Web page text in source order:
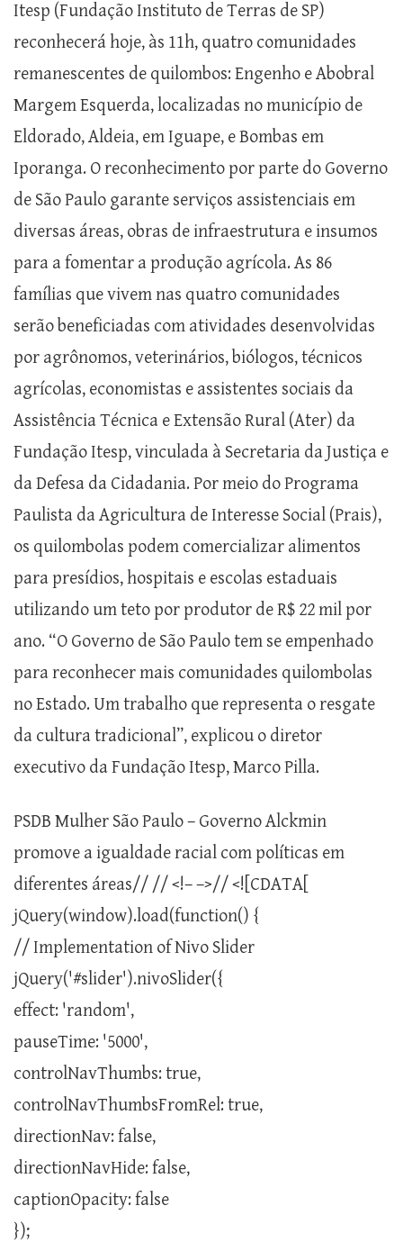
Itesp (Fundação Instituto de Terras de SP)
reconhecerá hoje, às 11h, quatro comunidades
remanescentes de quilombos: Engenho e Abobral
Margem Esquerda, localizadas no município de
Eldorado, Aldeia, em Iguape, e Bombas em
Iporanga. O reconhecimento por parte do Governo
de São Paulo garante serviços assistenciais em
diversas áreas, obras de infraestrutura e insumos
para a fomentar a produção agrícola. As 86
famílias que vivem nas quatro comunidades
serão beneficiadas com atividades desenvolvidas
por agrônomos, veterinários, biólogos, técnicos
agrícolas, economistas e assistentes sociais da
Assistência Técnica e Extensão Rural (Ater) da
Fundação Itesp, vinculada à Secretaria da Justiça e
da Defesa da Cidadania. Por meio do Programa
Paulista da Agricultura de Interesse Social (Prais),
os quilombolas podem comercializar alimentos
para presídios, hospitais e escolas estaduais
utilizando um teto por produtor de R$ 22 mil por
ano. “O Governo de São Paulo tem se empenhado
para reconhecer mais comunidades quilombolas
no Estado. Um trabalho que representa o resgate
da cultura tradicional”, explicou o diretor
executivo da Fundação Itesp, Marco Pilla.
PSDB Mulher São Paulo – Governo Alckmin
promove a igualdade racial com políticas em
diferentes áreas// // <!– –>// <![CDATA[
jQuery(window).load(function() {
// Implementation of Nivo Slider
jQuery('#slider').nivoSlider({
effect: 'random',
pauseTime: '5000',
controlNavThumbs: true,
controlNavThumbsFromRel: true,
directionNav: false,
directionNavHide: false,
captionOpacity: false
});